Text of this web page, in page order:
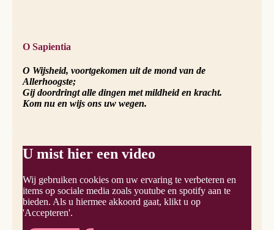
O Sapientia
O Wijsheid, voortgekomen uit de mond van de
Allerhoogste;
Gij doordringt alle dingen met mildheid en kracht.
Kom nu en wijs ons uw wegen.
U mist hier een video
Wij gebruiken cookies om uw ervaring te verbeteren en
items op sociale media zoals youtube en spotify aan te
bieden. Als u hiermee akkoord gaat, klikt u op
'Accepteren'.